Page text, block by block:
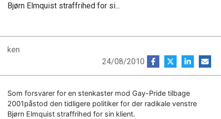
Podcast
Bjørn Elmquist straffrihed for si...
ken
24/08/2010
Som forsvarer for en stenkaster mod Gay-Pride tilbage
2001påstod den tidligere politiker for der radikale venstre
Bjørn Elmquist straffrihed for sin klient.